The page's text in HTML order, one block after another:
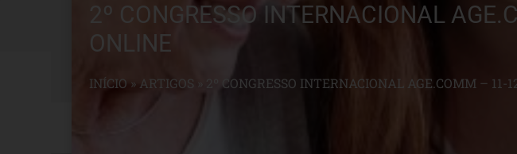
2º CONGRESSO INTERNACIONAL
ONLINE
INÍCIO » ARTIGOS 2º CONGRESSO INTERNACIONAL AGE.COMM –